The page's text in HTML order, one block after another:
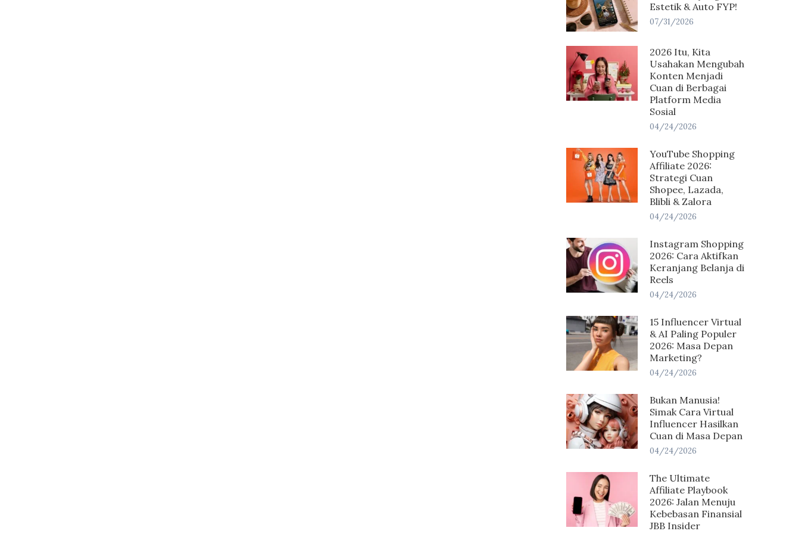
Estetik & Auto FYP!
07/31/2026
2026 Itu, Kita
Usahakan Mengubah
Konten Menjadi
Cuan di Berbagai
Platform Media
Sosial
04/24/2026
YouTube Shopping
Affiliate 2026:
Strategi Cuan
Shopee, Lazada,
Blibli & Zalora
04/24/2026
Instagram Shopping
2026: Cara Aktifkan
Keranjang Belanja di
Reels
04/24/2026
15 Influencer Virtual
& AI Paling Populer
2026: Masa Depan
Marketing?
04/24/2026
Bukan Manusia!
Simak Cara Virtual
Influencer Hasilkan
Cuan di Masa Depan
04/24/2026
The Ultimate
Affiliate Playbook
2026: Jalan Menuju
Kebebasan Finansial
JBB Insider